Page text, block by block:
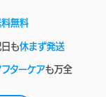
無料
も休まず発送
ターケアも万全